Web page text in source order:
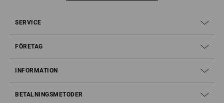
SERVICE
FÖRETAG
INFORMATION
BETALNINGSMETODER